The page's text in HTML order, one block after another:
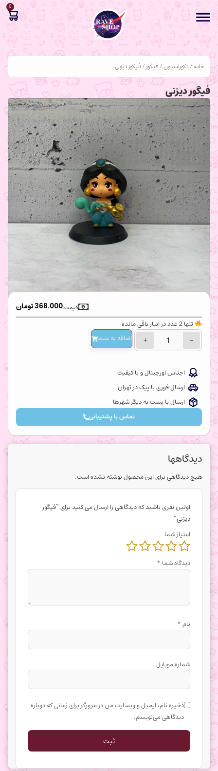
0
خانه/دکوراسیون/فیگور/ فیگور دیزنی
فیگور دیزنی
368.000تومان قیمت:
تنها 2 عدد در انبار باقی مانده
−
+ اضافه‌ به سبد
اجناس اورجینال و با کیفیت
ارسال فوری با پیک در تهران
ارسال با پست به دیگر شهرها
تماس با پشتیبانی
دیدگاهها
هیچ دیدگاهی برای این محصول نوشته نشده است.
اولین نفری باشید که دیدگاهی را ارسال می کنید برای “فیگور
دیزنی”
امتیاز شما
دیدگاه شما *
نام*
شماره موبایل
ذخیره نام، ایمیل و وبسایت من در مرورگر برای زمانی که دوباره
دیدگاهی می‌نویسم.